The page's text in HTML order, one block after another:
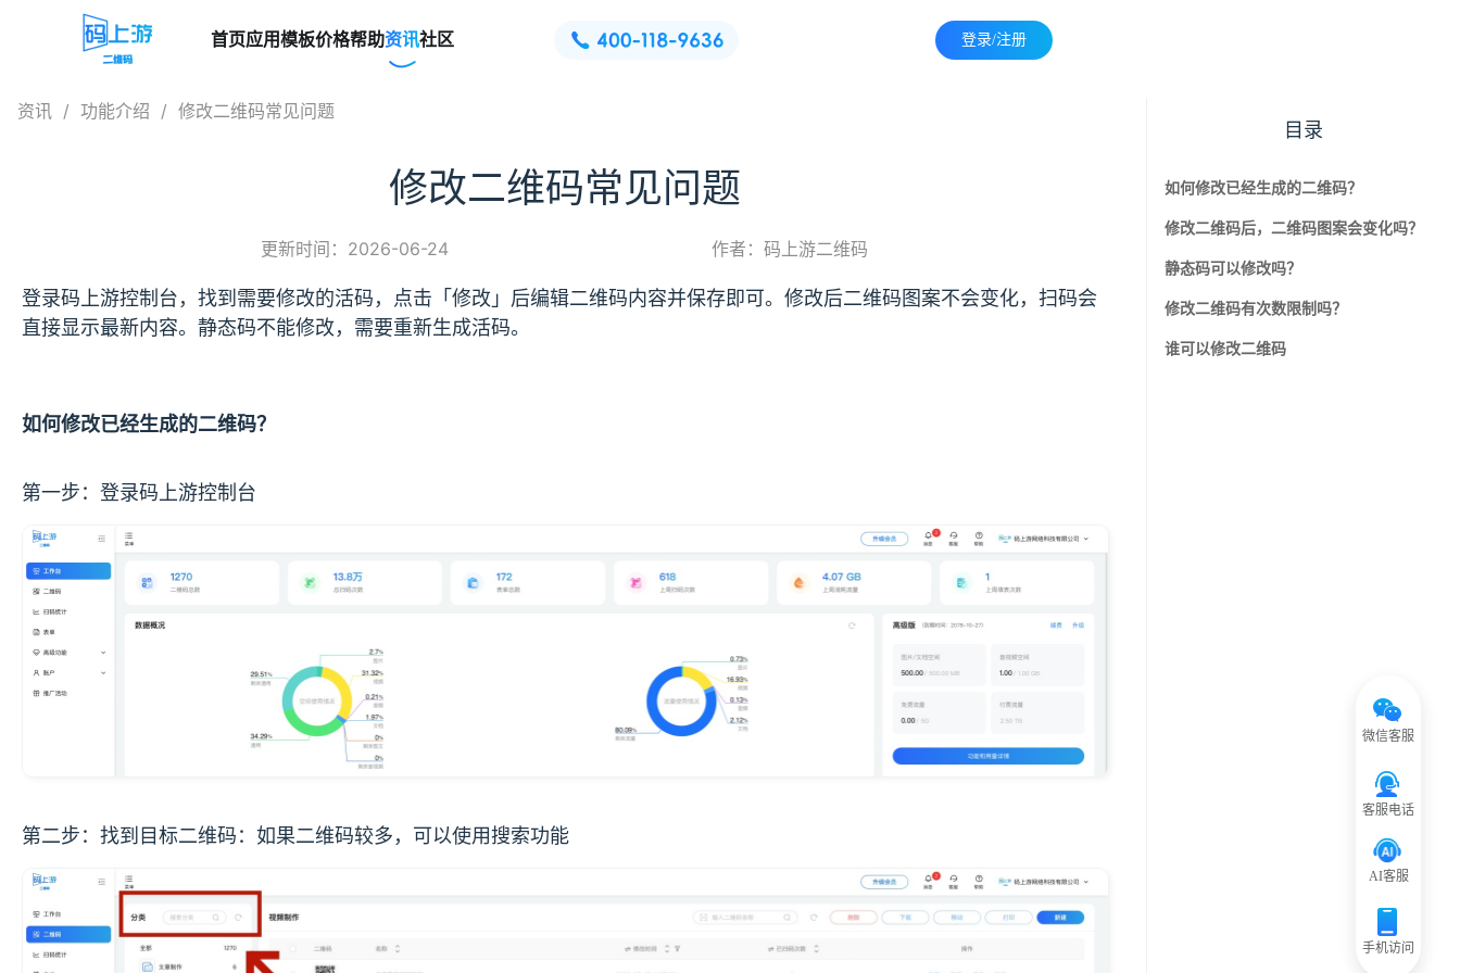
首页应用模板价格帮助资讯社区 登录/注册
微信客服
客服电话
AI客服
手机访问
资讯 / 功能介绍 / 修改二维码常见问题
修改二维码常见问题
更新时间：2026-06-24 作者：码上游二维码
登录码上游控制台，找到需要修改的活码，点击「修改」后编辑二维码内容并保存即可。修改后二维码图案不会变化，扫码会
直接显示最新内容。静态码不能修改，需要重新生成活码。
如何修改已经生成的二维码？
第一步：登录码上游控制台
第二步：找到目标二维码：如果二维码较多，可以使用搜索功能
目录
如何修改已经生成的二维码？
修改二维码后，二维码图案会变化吗？
静态码可以修改吗？
修改二维码有次数限制吗？
谁可以修改二维码